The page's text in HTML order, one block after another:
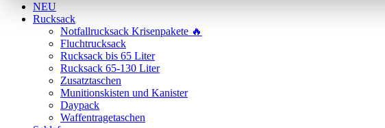
NEU
Rucksack
Notfallrucksack Krisenpakete 🔥
Fluchtrucksack
Rucksack bis 65 Liter
Rucksack 65-130 Liter
Zusatztaschen
Munitionskisten und Kanister
Daypack
Waffentragetaschen